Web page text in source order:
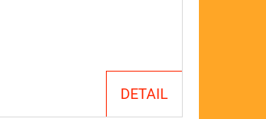
DETAIL